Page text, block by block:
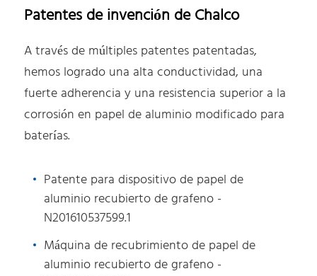
Patentes de invención de Chalco
A través de múltiples patentes patentadas,
hemos logrado una alta conductividad, una
fuerte adherencia y una resistencia superior a la
corrosión en papel de aluminio modificado para
baterías.
Patente para dispositivo de papel de
aluminio recubierto de grafeno -
N201610537599.1
Máquina de recubrimiento de papel de
aluminio recubierto de grafeno -